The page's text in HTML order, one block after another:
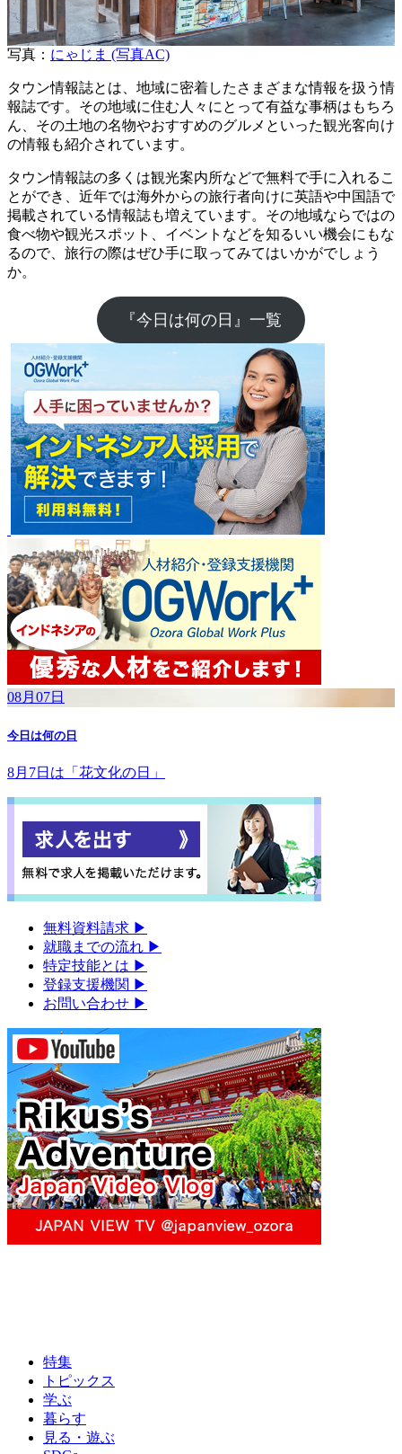
写真： にゃじま (写真AC)
タウン情報誌とは、地域に密着したさまざまな情報を扱う情
報誌です。その地域に住む人々にとって有益な事柄はもちろ
ん、その土地の名物やおすすめのグルメといった観光客向け
の情報も紹介されています。
タウン情報誌の多くは観光案内所などで無料で手に入れるこ
とができ、近年では海外からの旅行者向けに英語や中国語で
掲載されている情報誌も増えています。その地域ならではの
食べ物や観光スポット、イベントなどを知るいい機会にもな
るので、旅行の際はぜひ手に取ってみてはいかがでしょう
か。
『今日は何の日』一覧
08月07日
今日は何の日
8月7日は「花文化の日」
無料資料請求 ▶︎
就職までの流れ ▶︎
特定技能とは ▶︎
登録支援機関 ▶︎
お問い合わせ ▶︎
特集
トピックス
学ぶ
暮らす
見る・遊ぶ